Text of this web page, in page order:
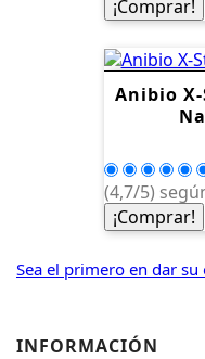
¡Comprar!
Anibio
(4,7/5)
¡Comprar!
Sea el primero en dar su
INFORMACIÓN